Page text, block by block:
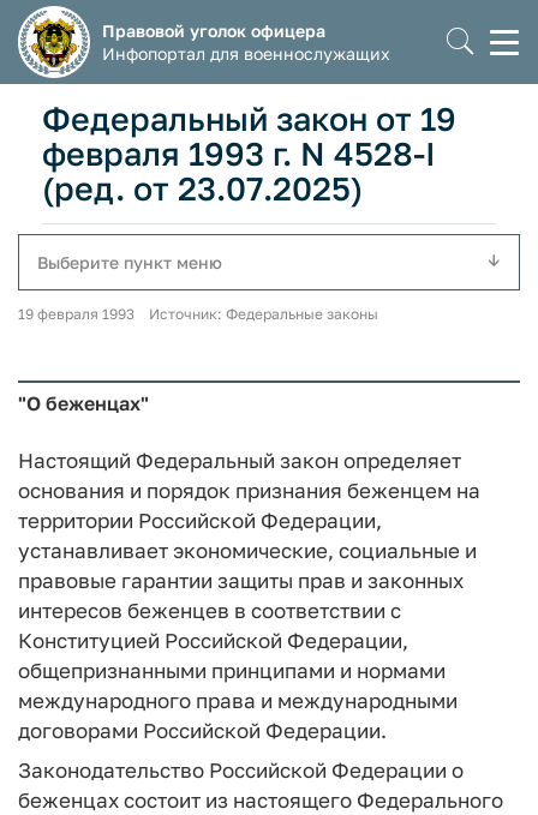
Правовой уголок офицера
Инфопортал для военнослужащих
Федеральный закон от 19
февраля 1993 г. N 4528-I
(ред. от 23.07.2025)
Выберите пункт меню
19 февраля 1993 Источник: Федеральные законы
"О беженцах"
Настоящий Федеральный закон определяет
основания и порядок признания беженцем на
территории Российской Федерации,
устанавливает экономические, социальные и
правовые гарантии защиты прав и законных
интересов беженцев в соответствии с
Конституцией Российской Федерации,
общепризнанными принципами и нормами
международного права и международными
договорами Российской Федерации.
Законодательство Российской Федерации о
беженцах состоит из настоящего Федерального